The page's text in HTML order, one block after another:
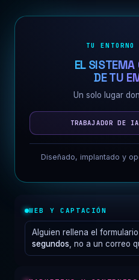
WEB Y CAPTACIÓN
Alguien rellena el
segundos , no a un correo
TU ENTORNO
EL SISTEMA
DE TU
Un solo lugar
TRABAJADOR DE
Diseñado, implantado y